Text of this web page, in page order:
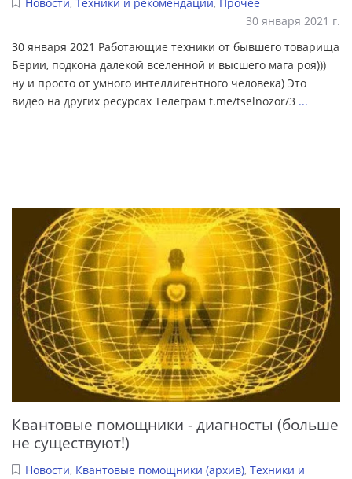
Новости, Техники и рекомендации, Прочее
30 января 2021 г.
30 января 2021 Работающие техники от бывшего товарища
Берии, подкона далекой вселенной и высшего мага роя)))
ну и просто от умного интеллигентного человека) Это
видео на других ресурсах Телеграм t.me/tselnozor/3 ...
Квантовые помощники - диагносты (больше
не существуют!)
Новости, Квантовые помощники (архив), Техники и